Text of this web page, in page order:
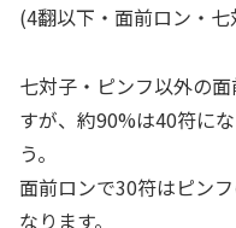
(4翻以下・面前ロン・
七対子・ピンフ以外の
すが、約90%は40符に
う。
面前ロンで30符はピン
なります。